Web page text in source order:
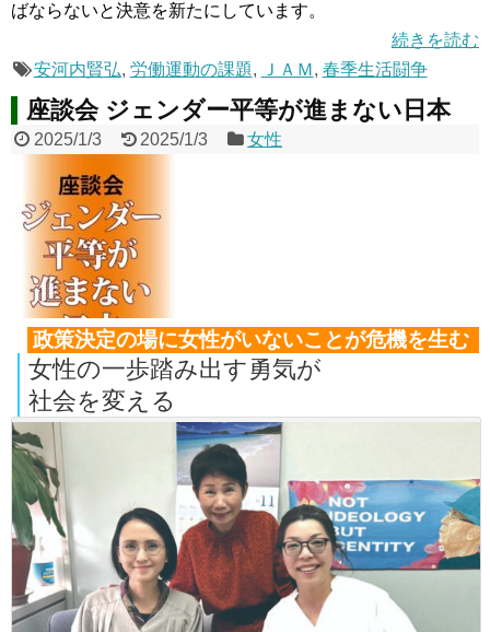
ばならないと決意を新たにしています。
続きを読む
安河内賢弘, 労働運動の課題, ＪＡＭ, 春季生活闘争
座談会 ジェンダー平等が進まない日本
2025/1/3 2025/1/3 女性
政策決定の場に女性がいないことが危機を生む
女性の一歩踏み出す勇気が
社会を変える